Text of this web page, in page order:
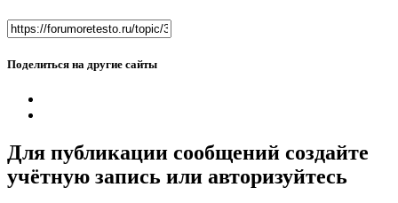
Поделиться на другие сайты
Для публикации сообщений создайте
учётную запись или авторизуйтесь